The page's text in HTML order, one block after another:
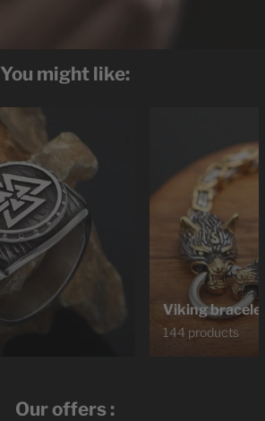
You might like:
Viking
144 products
Our offers :